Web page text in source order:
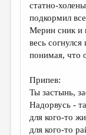
статно-
подкормил
Мерин сник и
весь согнулся
понимая, что
Припев:
Ты застынь,
Надорвусь -
для кого-то
для кого-то